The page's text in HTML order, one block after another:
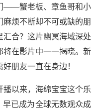
——蟹老板、章鱼哥和小
烦不断却不可或缺的朋
汇合？这片幽冥海域深处
将在影片中一一揭晓。新
朋友一直在身边！
播以来，海绵宝宝这个乐
早已成为全球无数观众成